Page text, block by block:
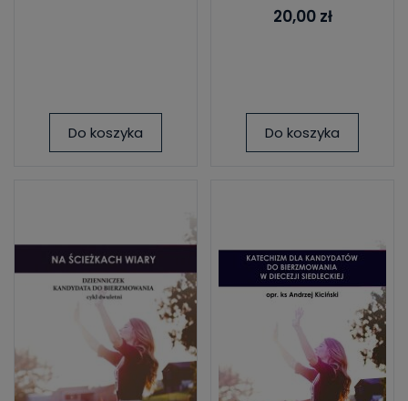
Do koszyka
20,00 zł
Do koszyka